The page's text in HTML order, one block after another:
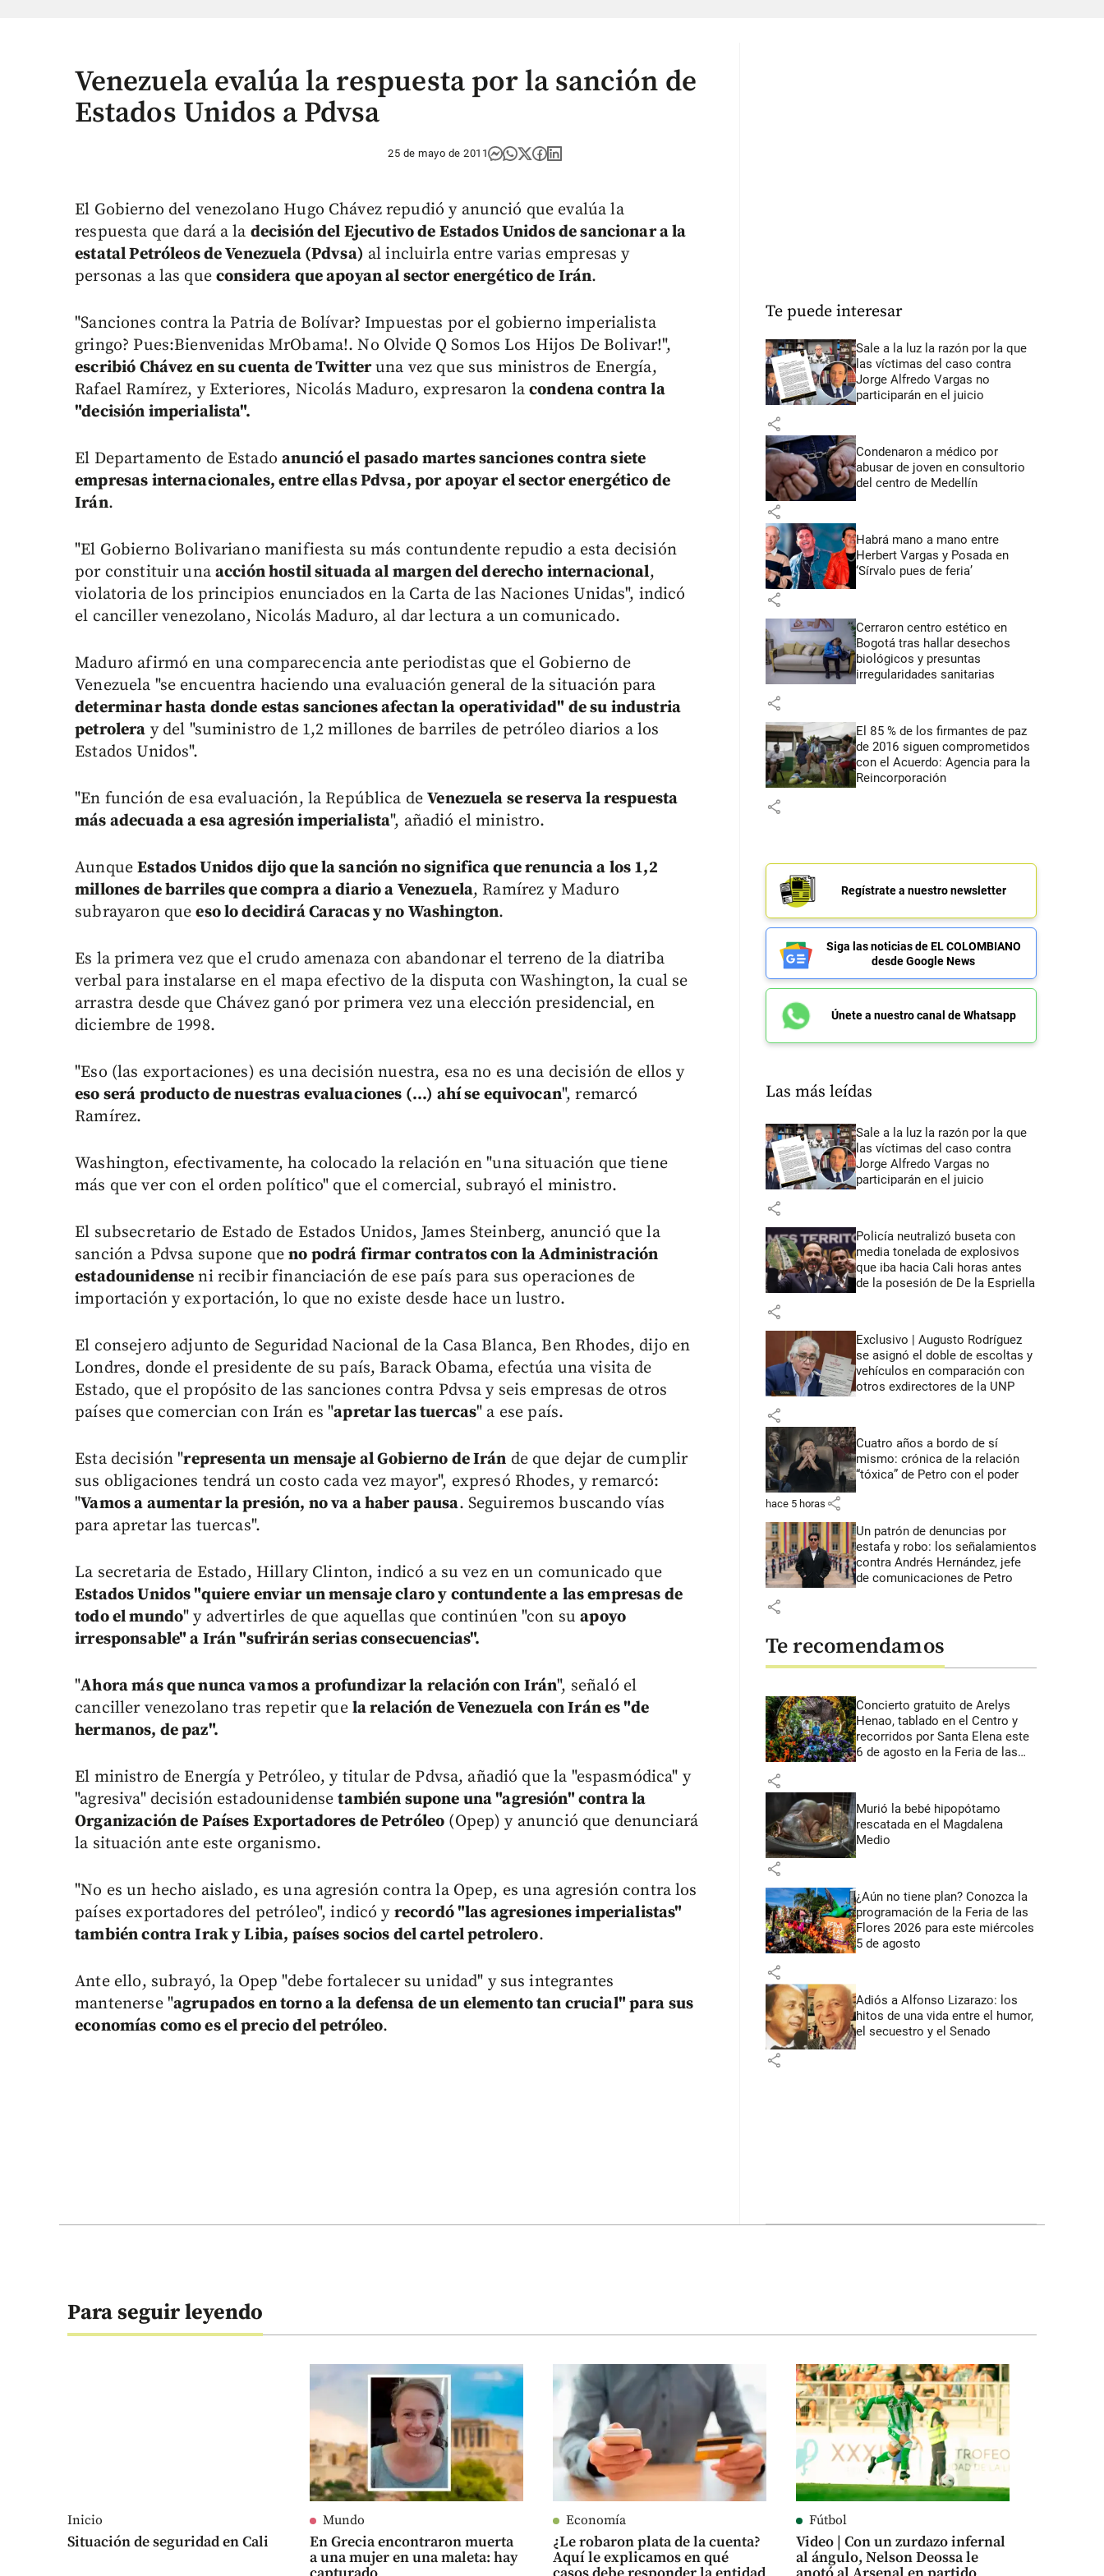
Venezuela evalúa la respuesta por la sanción de
Estados Unidos a Pdvsa
25 de mayo de 2011
El Gobierno del venezolano Hugo Chávez repudió y anunció que evalúa la
respuesta que dará a la decisión del Ejecutivo de Estados Unidos de sancionar a la
estatal Petróleos de Venezuela (Pdvsa) al incluirla entre varias empresas y
personas a las queconsidera que apoyan al sector energético de Irán.
"Sanciones contra la Patria de Bolívar? Impuestas por el gobierno imperialista
gringo? Pues:Bienvenidas MrObama!. No Olvide Q Somos Los Hijos De Bolivar!",
escribió Chávez en su cuenta de Twitteruna vez que sus ministros de Energía,
Rafael Ramírez, y Exteriores, Nicolás Maduro, expresaron lacondena contra la
"decisión imperialista".
El Departamento de Estadoanunció el pasado martes sanciones contra siete
empresas internacionales, entre ellas Pdvsa, por apoyar el sector energético de
Irán.
"El Gobierno Bolivariano manifiesta su más contundente repudio a esta decisión
por constituir unaacción hostil situada al margen del derecho internacional,
violatoria de los principios enunciados en la Carta de las Naciones Unidas", indicó
el canciller venezolano, Nicolás Maduro, al dar lectura a un comunicado.
Maduro afirmó en una comparecencia ante periodistas que el Gobierno de
Venezuela "se encuentra haciendo una evaluación general de la situación para
determinar hasta donde estas sanciones afectan la operatividad" de su industria
petrolera y del "suministro de 1,2 millones de barriles de petróleo diarios a los
Estados Unidos".
"En función de esa evaluación, la República deVenezuela se reserva la respuesta
más adecuada a esa agresión imperialista", añadió el ministro.
AunqueEstados Unidos dijo que la sanción no significa que renuncia a los 1,2
millones de barriles que compra a diario a Venezuela, Ramírez y Maduro
subrayaron queeso lo decidirá Caracas y no Washington.
Es la primera vez que el crudo amenaza con abandonar el terreno de la diatriba
verbal para instalarse en el mapa efectivo de la disputa con Washington, la cual se
arrastra desde que Chávez ganó por primera vez una elección presidencial, en
diciembre de 1998.
"Eso (las exportaciones) es una decisión nuestra, esa no es una decisión de ellos y
eso será producto de nuestras evaluaciones (...) ahí se equivocan", remarcó
Ramírez.
Washington, efectivamente, ha colocado la relación en "una situación que tiene
más que ver con el orden político" que el comercial, subrayó el ministro.
El subsecretario de Estado de Estados Unidos, James Steinberg, anunció que la
sanción a Pdvsa supone queno podrá firmar contratos con la Administración
estadounidense ni recibir financiación de ese país para sus operaciones de
importación y exportación, lo que no existe desde hace un lustro.
El consejero adjunto de Seguridad Nacional de la Casa Blanca, Ben Rhodes, dijo en
Londres, donde el presidente de su país, Barack Obama, efectúa una visita de
Estado, que el propósito de las sanciones contra Pdvsa y seis empresas de otros
países que comercian con Irán es "apretar las tuercas" a ese país.
Esta decisión "representa un mensaje al Gobierno de Irán de que dejar de cumplir
sus obligaciones tendrá un costo cada vez mayor", expresó Rhodes, y remarcó:
"Vamos a aumentar la presión, no va a haber pausa. Seguiremos buscando vías
para apretar las tuercas".
La secretaria de Estado, Hillary Clinton, indicó a su vez en un comunicado que
Estados Unidos "quiere enviar un mensaje claro y contundente a las empresas de
todo el mundo" y advertirles de que aquellas que continúen "con suapoyo
irresponsable" a Irán "sufrirán serias consecuencias".
"Ahora más que nunca vamos a profundizar la relación con Irán", señaló el
canciller venezolano tras repetir que la relación de Venezuela con Irán es "de
hermanos, de paz".
El ministro de Energía y Petróleo, y titular de Pdvsa, añadió que la "espasmódica" y
"agresiva" decisión estadounidensetambién supone una "agresión" contra la
Organización de Países Exportadores de Petróleo (Opep) y anunció que denunciará
la situación ante este organismo.
"No es un hecho aislado, es una agresión contra la Opep, es una agresión contra los
países exportadores del petróleo", indicó y recordó "las agresiones imperialistas"
también contra Irak y Libia, países socios del cartel petrolero.
Ante ello, subrayó, la Opep "debe fortalecer su unidad" y sus integrantes
mantenerse "agrupados en torno a la defensa de un elemento tan crucial" para sus
economías como es el precio del petróleo.
Te puede interesar
Sale a la luz la razón por la que
las víctimas del caso contra
Jorge Alfredo Vargas no
participarán en el juicio
share
Condenaron a médico por
abusar de joven en consultorio
del centro de Medellín
share
Habrá mano a mano entre
Herbert Vargas y Posada en
‘Sírvalo pues de feria’
share
Cerraron centro estético en
Bogotá tras hallar desechos
biológicos y presuntas
irregularidades sanitarias
share
El 85 % de los firmantes de paz
de 2016 siguen comprometidos
con el Acuerdo: Agencia para la
Reincorporación
share
Regístrate a nuestro newsletter
Siga las noticias de EL COLOMBIANO
desde Google News
Únete a nuestro canal de Whatsapp
Las más leídas
Sale a la luz la razón por la que
las víctimas del caso contra
Jorge Alfredo Vargas no
participarán en el juicio
share
Policía neutralizó buseta con
media tonelada de explosivos
que iba hacia Cali horas antes
de la posesión de De la Espriella
share
Exclusivo | Augusto Rodríguez
se asignó el doble de escoltas y
vehículos en comparación con
otros exdirectores de la UNP
share
Cuatro años a bordo de sí
mismo: crónica de la relación
“tóxica” de Petro con el poder
hace 5 horas share
Un patrón de denuncias por
estafa y robo: los señalamientos
contra Andrés Hernández, jefe
de comunicaciones de Petro
share
Te recomendamos
Concierto gratuito de Arelys
Henao, tablado en el Centro y
recorridos por Santa Elena este
6 de agosto en la Feria de las
share
Murió la bebé hipopótamo
rescatada en el Magdalena
Medio
share
¿Aún no tiene plan? Conozca la
programación de la Feria de las
Flores 2026 para este miércoles
5 de agosto
share
Adiós a Alfonso Lizarazo: los
hitos de una vida entre el humor,
el secuestro y el Senado
share
Para seguir leyendo
Inicio
Situación de seguridad en Cali
Mundo
En Grecia encontraron muerta
a una mujer en una maleta: hay
Economía
¿Le robaron plata de la cuenta?
Aquí le explicamos en qué
Fútbol
Video | Con un zurdazo infernal
al ángulo, Nelson Deossa le